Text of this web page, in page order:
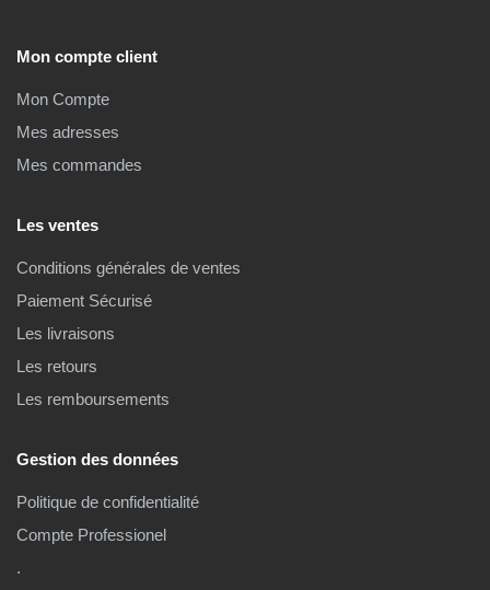
Mon compte client
Mon Compte
Mes adresses
Mes commandes
Les ventes
Conditions générales de ventes
Paiement Sécurisé
Les livraisons
Les retours
Les remboursements
Gestion des données
Politique de confidentialité
Compte Professionel
.